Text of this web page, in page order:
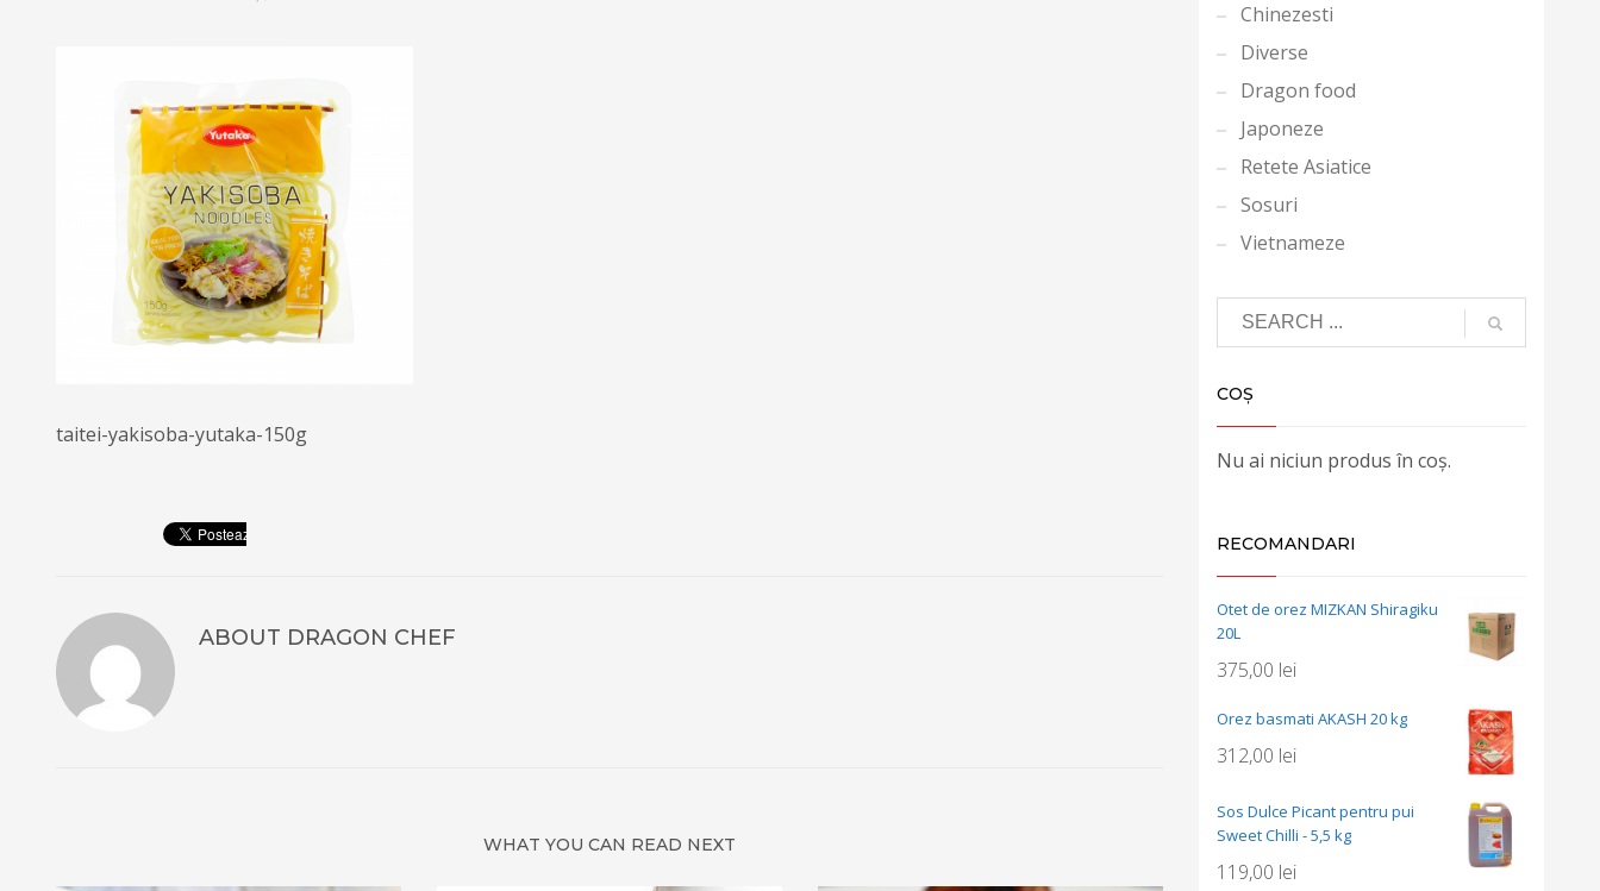
taitei-yakisoba-yutaka-150g
ABOUT DRAGON CHEF
WHAT YOU CAN READ NEXT
Chinezesti
Diverse
Dragon food
Japoneze
Retete Asiatice
Sosuri
Vietnameze
COȘ
Nu ai niciun produs în coș.
RECOMANDARI
Otet de orez MIZKAN Shiragiku
20L
375,00 lei
Orez basmati AKASH 20 kg
312,00 lei
Sos Dulce Picant pentru pui
Sweet Chilli - 5,5 kg
119,00 lei